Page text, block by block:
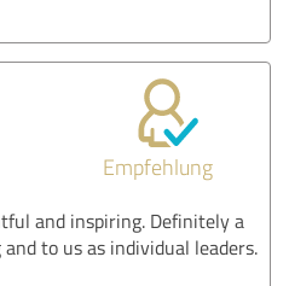
Empfehlung
and inspiring. Definitely a
to us as individual leaders.